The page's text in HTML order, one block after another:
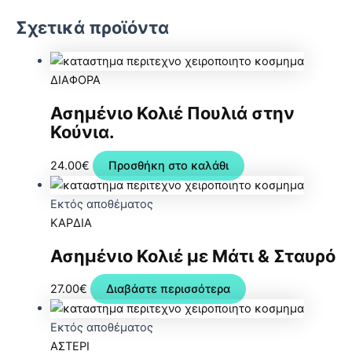
Σχετικά προϊόντα
ΔΙΑΦΟΡΑ
Ασημένιο Κολιέ Πουλιά στην
Κούνια.
24.00€ Προσθήκη στο καλάθι
Εκτός αποθέματος
ΚΑΡΔΙΑ
Ασημένιο Κολιέ με Μάτι & Σταυρό
27.00€ Διαβάστε περισσότερα
Εκτός αποθέματος
ΑΣΤΕΡΙ